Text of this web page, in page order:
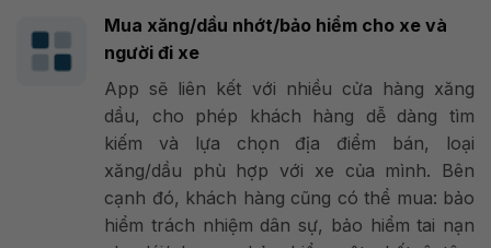
Mua xăng/dầu nhớt/bảo hiểm cho xe và
người đi xe
App sẽ liên kết với nhiều cửa hàng xăng
dầu, cho phép khách hàng dễ dàng tìm
kiếm và lựa chọn địa điểm bán, loại
xăng/dầu phù hợp với xe của mình. Bên
cạnh đó, khách hàng cũng có thể mua: bảo
hiểm trách nhiệm dân sự, bảo hiểm tai nạn